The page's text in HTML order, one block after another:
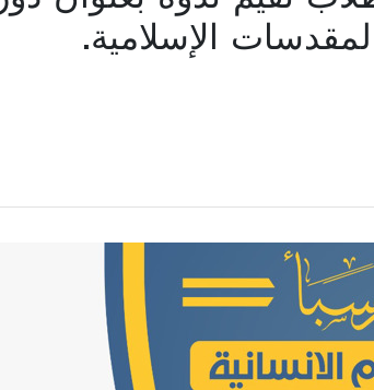
الإسلامية.